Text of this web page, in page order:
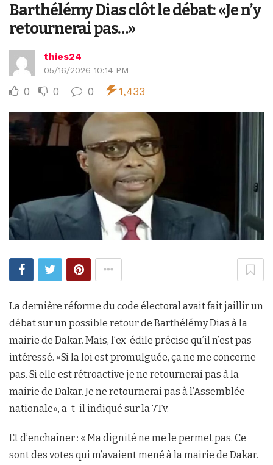
Barthélémy Dias clôt le débat: «Je n’y
retournerai pas…»
thies24
05/16/2026 10:14 PM
0 0 0 1,433
La dernière réforme du code électoral avait fait jaillir un
débat sur un possible retour de Barthélémy Dias à la
mairie de Dakar. Mais, l’ex-édile précise qu’il n’est pas
intéressé. «Si la loi est promulguée, ça ne me concerne
pas. Si elle est rétroactive je ne retournerai pas à la
mairie de Dakar. Je ne retournerai pas à l’Assemblée
nationale», a-t-il indiqué sur la 7Tv.
Et d’enchaîner : « Ma dignité ne me le permet pas. Ce
sont des votes qui m’avaient mené à la mairie de Dakar.